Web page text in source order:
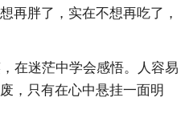
再胖了，实在不想再吃了，
在迷茫中学会感悟。人容易
，只有在心中悬挂一面明